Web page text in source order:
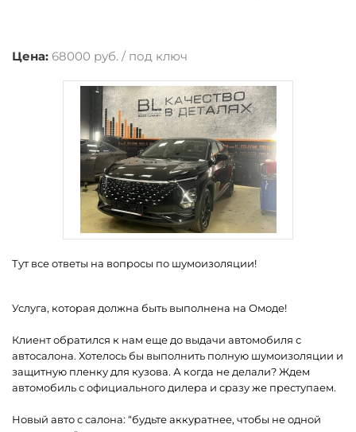
Цена: 68000 руб. / под ключ
Тут все ответы на вопросы по шумоизоляции!
Услуга, которая должна быть выполнена на Омоде!
Клиент обратился к нам еще до выдачи автомобиля с
автосалона. Хотелось бы выполнить полную шумоизоляции и
защитную пленку для кузова. А когда не делали? Ждем
автомобиль с официального дилера и сразу же преступаем.
Новый авто с салона: “будьте аккуратнее, чтобы не одной